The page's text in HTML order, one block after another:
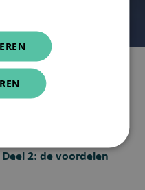
praten we elke
praten we met
Wat zijn de
2: de voordelen